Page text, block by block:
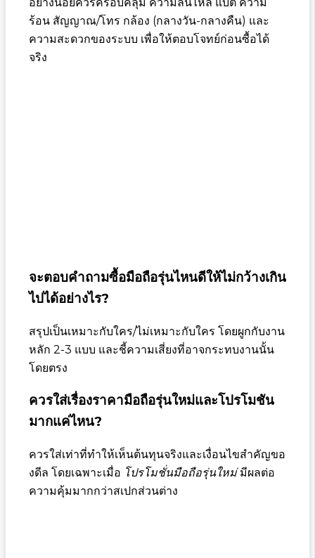
ร้อน สัญญาณ/โทร กล้อง (กลางวัน-กลางคืน) และ
ความสะดวกของระบบ เพื่อให้ตอบโจทย์ก่อนซื้อได้
จริง
จะตอบคำถามซื้อมือถือรุ่นไหนดีให้ไม่กว้างเกิน
ไปได้อย่างไร?
สรุปเป็นเหมาะกับใคร/ไม่เหมาะกับใคร โดยผูกกับงาน
หลัก 2-3 แบบ และชี้ความเสี่ยงที่อาจกระทบงานนั้น
โดยตรง
ควรใส่เรื่องราคามือถือรุ่นใหม่และโปรโมชัน
มากแค่ไหน?
ควรใส่เท่าที่ทำให้เห็นต้นทุนจริงและเงื่อนไขสำคัญขอ
งดีล โดยเฉพาะเมื่อ โปรโมชั่นมือถือรุ่นใหม่มีผลต่อ
ความคุ้มมากกว่าสเปกส่วนต่าง